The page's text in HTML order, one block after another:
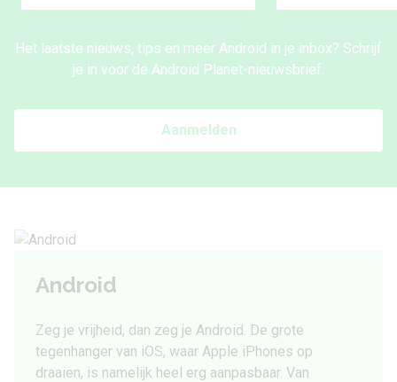
Het laatste nieuws, tips en meer Android in je inbox? Schrijf
je in voor de Android Planet-nieuwsbrief.
Aanmelden
Android
Zeg je vrijheid, dan zeg je Android. De grote
tegenhanger van iOS, waar Apple iPhones op
draaien, is namelijk heel erg aanpasbaar. Van